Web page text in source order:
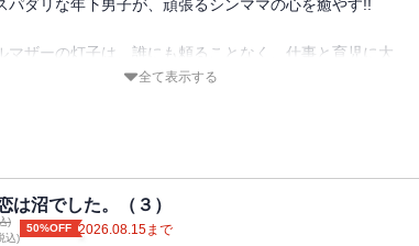
パダリな年下男子が、頑張るシンママの心を癒やす!!
マザーの灯子は、誰にも頼ることなく、仕事と育児に大
日を送っていた。
GANMA!11～20話掲載分）※電子書籍限定描き下ろし
全て表示する
は沼でした。（３）
)
込)
50%OFF 2026.08.15まで